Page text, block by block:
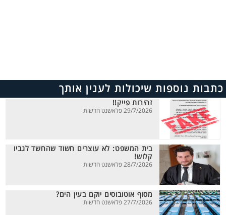
כתבות נוספות שיכולות לענין אותך
זהירות פייק!!
29/7/2026 פלאשנט חדשות
בית המשפט: לא עוצרים חשוד שהחשד לגביו
קלוש!
28/7/2026 פלאשנט חדשות
מסוף אוטובוסים יוקם בעין הים?
27/7/2026 פלאשנט חדשות